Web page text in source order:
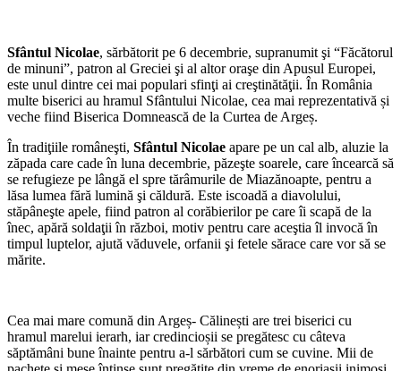
Sfântul Nicolae, sărbătorit pe 6 decembrie, supranumit şi “Făcătorul
de minuni”, patron al Greciei şi al altor oraşe din Apusul Europei,
este unul dintre cei mai populari sfinţi ai creştinătăţii. În România
multe biserici au hramul Sfântului Nicolae, cea mai reprezentativă și
veche fiind Biserica Domnească de la Curtea de Argeș.
În tradiţiile româneşti, Sfântul Nicolae apare pe un cal alb, aluzie la
zăpada care cade în luna decembrie, păzeşte soarele, care încearcă să
se refugieze pe lângă el spre tărâmurile de Miazănoapte, pentru a
lăsa lumea fără lumină şi căldură. Este iscoadă a diavolului,
stăpâneşte apele, fiind patron al corăbierilor pe care îi scapă de la
înec, apără soldaţii în război, motiv pentru care aceştia îl invocă în
timpul luptelor, ajută văduvele, orfanii şi fetele sărace care vor să se
mărite.
Cea mai mare comună din Argeș- Călinești are trei biserici cu
hramul marelui ierarh, iar credincioșii se pregătesc cu câteva
săptămâni bune înainte pentru a-l sărbători cum se cuvine. Mii de